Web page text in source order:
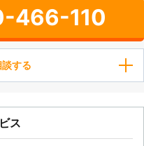
466-110
する
ス